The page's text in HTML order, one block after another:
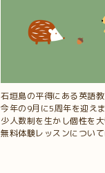
石垣島の平得にある英語
今年の9月に5周年を迎え
少人数制を生かし個性を
無料体験レッスンについ